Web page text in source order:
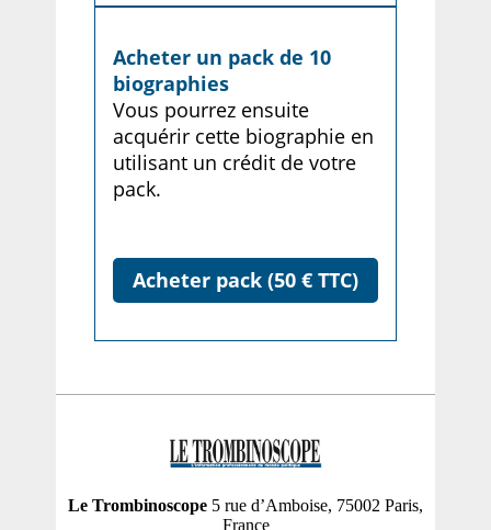
Acheter un pack de 10
biographies
Vous pourrez ensuite
acquérir cette biographie en
utilisant un crédit de votre
pack.
Acheter pack (50 € TTC)
Le Trombinoscope 5 rue d’Amboise, 75002 Paris,
France